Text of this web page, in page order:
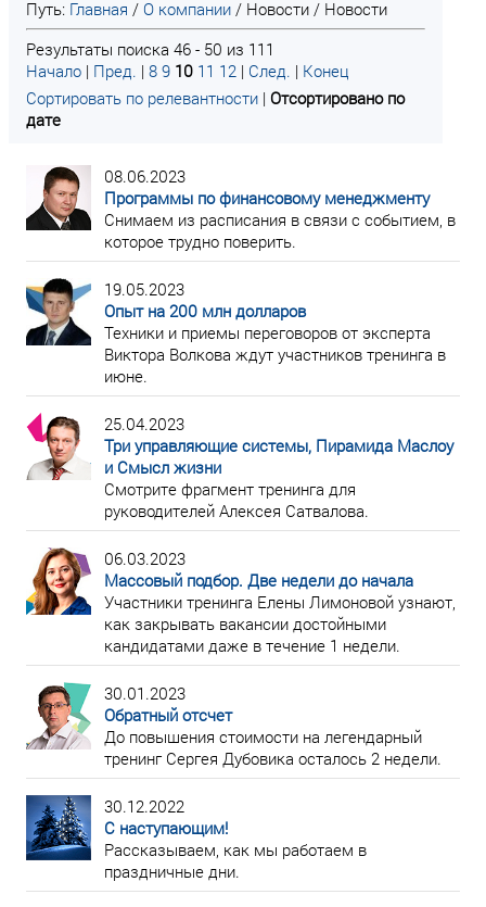
Путь: Главная / О компании / Новости / Новости
Результаты поиска 46 - 50 из 111
Начало | Пред. | 8 9 10 11 12 | След. | Конец
Сортировать по релевантности | Отсортировано по
дате
08.06.2023
Программы по финансовому менеджменту
Снимаем из расписания в связи с событием, в
которое трудно поверить.
19.05.2023
Опыт на 200 млн долларов
Техники и приемы переговоров от эксперта
Виктора Волкова ждут участников тренинга в
июне.
25.04.2023
Три управляющие системы, Пирамида Маслоу
и Смысл жизни
Смотрите фрагмент тренинга для
руководителей Алексея Сатвалова.
06.03.2023
Массовый подбор. Две недели до начала
Участники тренинга Елены Лимоновой узнают,
как закрывать вакансии достойными
кандидатами даже в течение 1 недели.
30.01.2023
Обратный отсчет
До повышения стоимости на легендарный
тренинг Сергея Дубовика осталось 2 недели.
30.12.2022
С наступающим!
Рассказываем, как мы работаем в
праздничные дни.